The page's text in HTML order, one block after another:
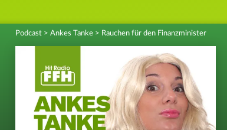
Podcast > Ankes Tanke > Rauchen für den Finanzminister